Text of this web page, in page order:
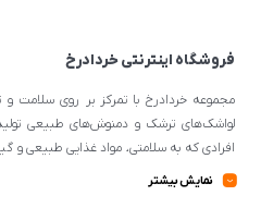
مجموعه خردادرخ با تمرکز بر روی سلامت
افرادی که به سلامتی، مواد غذایی طبیعی و
به اینکه از مواد اولیه طبیعی و کیفیتی
گزینه‌ی مناسبی برای افرادی با سلیقه‌ی غذایی
نمایش بیشتر